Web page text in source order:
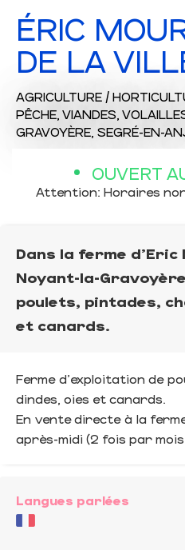
ÉRIC
DE LA
AGRICULTURE /
PÊCHE, VIANDES,
GRAVOYÈRE, SEGRÉ-EN-
OUVERT
Attention: Horaires
Dans la ferme d'Eric
Noyant-la-
poulets, pintades,
et canards.
Ferme d'exploitation de
dindes, oies et canards.
En vente directe à la
après-midi (2 fois par
Langues parlées